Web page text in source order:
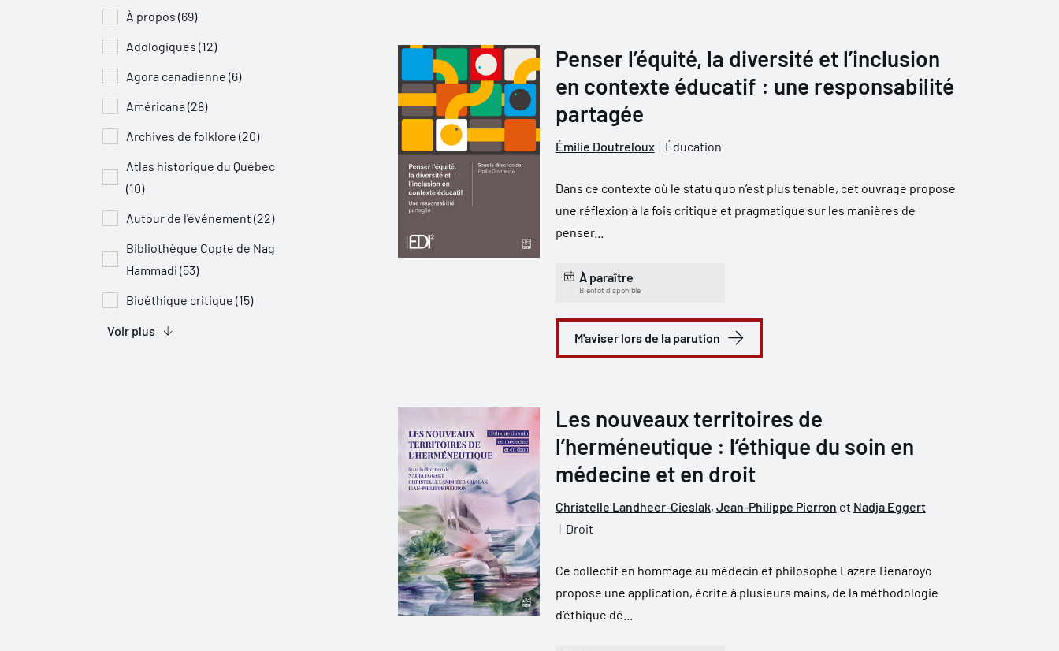
À propos (69)
Adologiques (12)
Agora canadienne (6)
Américana (28)
Archives de folklore (20)
Atlas historique du Québec
(10)
Autour de l'événement (22)
Bibliothèque Copte de Nag
Hammadi (53)
Bioéthique critique (15)
Voir plus
Penser l’équité, la diversité et l’inclusion
en contexte éducatif : une responsabilité
partagée
Émilie Doutreloux Éducation
Dans ce contexte où le statu quo n’est plus tenable, cet ouvrage propose
une réflexion à la fois critique et pragmatique sur les manières de
penser...
À paraître
Bientôt disponible
M'aviser lors de la parution
Les nouveaux territoires de
l’herméneutique : l’éthique du soin en
médecine et en droit
Christelle Landheer-Cieslak, Jean-Philippe Pierron et Nadja Eggert
Droit
Ce collectif en hommage au médecin et philosophe Lazare Benaroyo
propose une application, écrite à plusieurs mains, de la méthodologie
d’éthique dé...